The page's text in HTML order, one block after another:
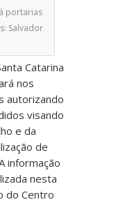
portarias
Salvador
Catarina
nos
autorizando
visando
e da
de
informação
nesta
do Centro